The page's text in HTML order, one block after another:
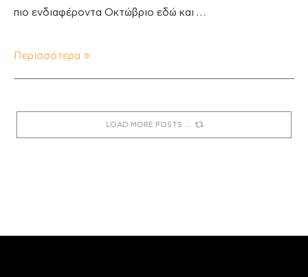
πιο ενδιαφέροντα Οκτώβριο εδώ και …
Περισσότερα
LOAD MORE POSTS